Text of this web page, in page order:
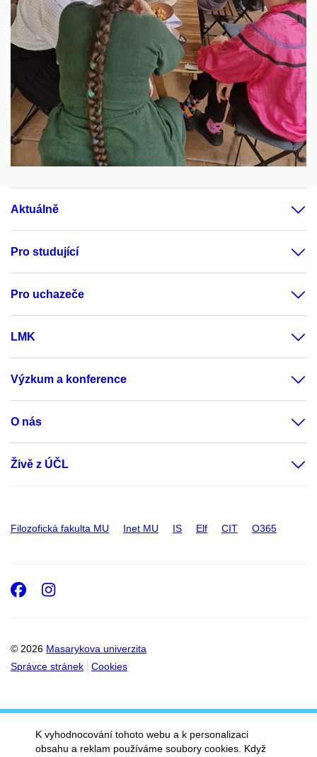
Aktuálně
Pro studující
Pro uchazeče
LMK
Výzkum a konference
O nás
Živě z ÚČL
Filozofická fakulta MU Inet MU IS Elf CIT O365
© 2026 Masarykova univerzita
Správce stránek
Cookies
Facebook
Instagram
K vyhodnocování tohoto webu a k personalizaci
obsahu a reklam používáme soubory cookies. Když